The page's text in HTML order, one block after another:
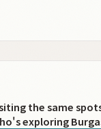
the same
exploring